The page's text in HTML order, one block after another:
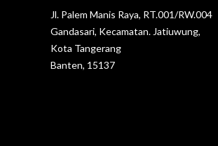
Jl. Palem Manis Raya, RT.001/RW.004
Gandasari, Kecamatan. Jatiuwung,
Kota Tangerang
Banten, 15137